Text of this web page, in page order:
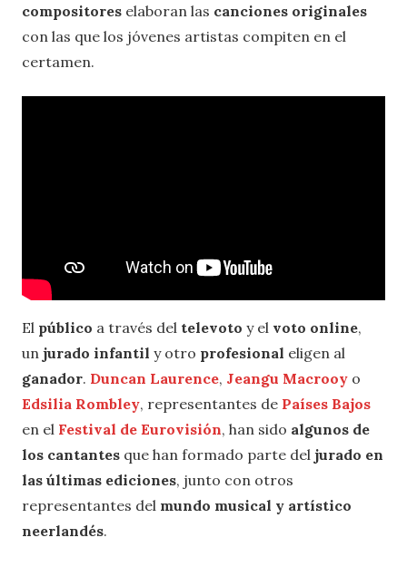
compositores elaboran las canciones originales
con las que los jóvenes artistas compiten en el
certamen.
El público a través del televoto y el voto online,
un jurado infantil y otro profesional eligen al
ganador. Duncan Laurence, Jeangu Macrooy o
Edsilia Rombley, representantes de Países Bajos
en el Festival de Eurovisión, han sido algunos de
los cantantes que han formado parte del jurado en
las últimas ediciones, junto con otros
representantes del mundo musical y artístico
neerlandés.